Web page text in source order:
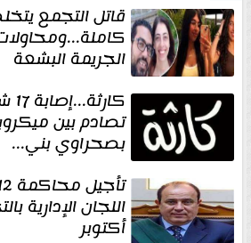
قاتل التجمع
الجريمة البشعة
تصادم بين
بصحراوي بني...
أكتوبر